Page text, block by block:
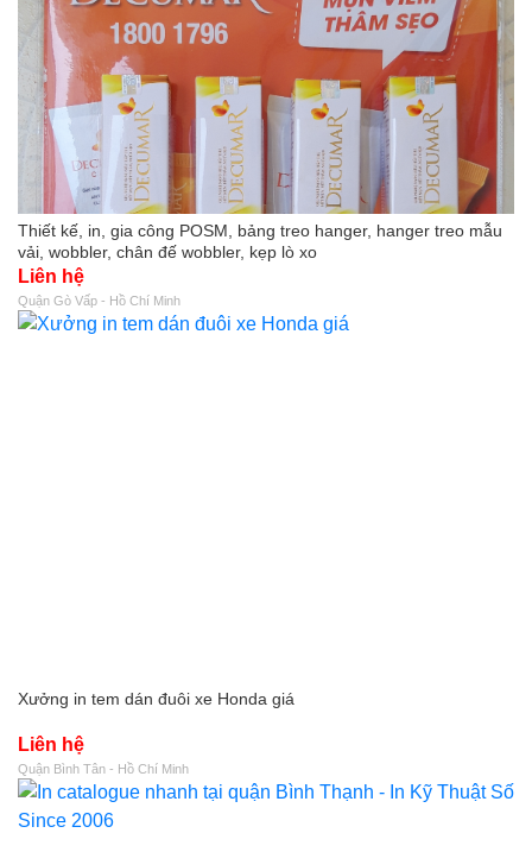
Thiết kế, in, gia công POSM, bảng treo hanger, hanger treo mẫu
vải, wobbler, chân đế wobbler, kẹp lò xo
Liên hệ
Quận Gò Vấp - Hồ Chí Minh
Xưởng in tem dán đuôi xe Honda giá
Liên hệ
Quận Bình Tân - Hồ Chí Minh